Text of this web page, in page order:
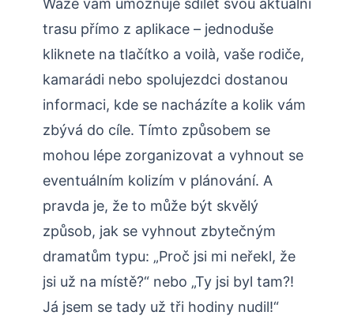
Waze vám umožňuje sdílet svou aktuální
trasu přímo z aplikace – jednoduše
kliknete na tlačítko a voilà, vaše rodiče,
kamarádi nebo spolujezdci dostanou
informaci, kde se nacházíte a kolik vám
zbývá do cíle. Tímto způsobem se
mohou lépe zorganizovat a vyhnout se
eventuálním kolizím v plánování. A
pravda je, že to může být skvělý
způsob, jak se vyhnout zbytečným
dramatům typu: „Proč jsi mi neřekl, že
jsi už na místě?“ nebo „Ty jsi byl tam?!
Já jsem se tady už tři hodiny nudil!“